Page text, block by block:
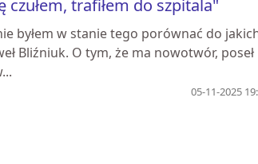
czułem, trafiłem do szpitala"
byłem w stanie tego porównać do
Bliźniuk. O tym, że ma nowotwór, poseł
05-11-2025